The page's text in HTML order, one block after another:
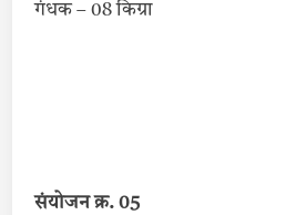
गंधक – 08 किग्रा
संयोजन क्र. 05